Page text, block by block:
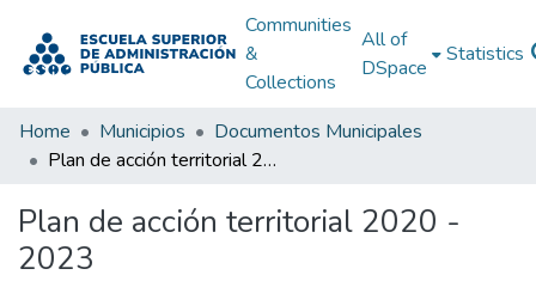
Communities
&
Collections
All of
DSpace
Statistics
Home Municipios
Documentos Municipales
Plan de acción territorial 2020 - 2023
Plan de acción territorial 2020 -
2023